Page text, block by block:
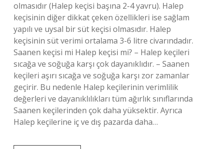
olmasıdır (Halep keçisi başına 2-4 yavru). Halep
keçisinin diğer dikkat çeken özellikleri ise sağlam
yapılı ve uysal bir süt keçisi olmasıdır. Halep
keçisinin süt verimi ortalama 3-6 litre civarındadır.
Saanen keçisi mi Halep keçisi mi? – Halep keçileri
sıcağa ve soğuğa karşı çok dayanıklıdır. – Saanen
keçileri aşırı sıcağa ve soğuğa karşı zor zamanlar
geçirir. Bu nedenle Halep keçilerinin verimlilik
değerleri ve dayanıklılıkları tüm ağırlık sınıflarında
Saanen keçilerinden çok daha yüksektir. Ayrıca
Halep keçilerine iç ve dış pazarda daha…